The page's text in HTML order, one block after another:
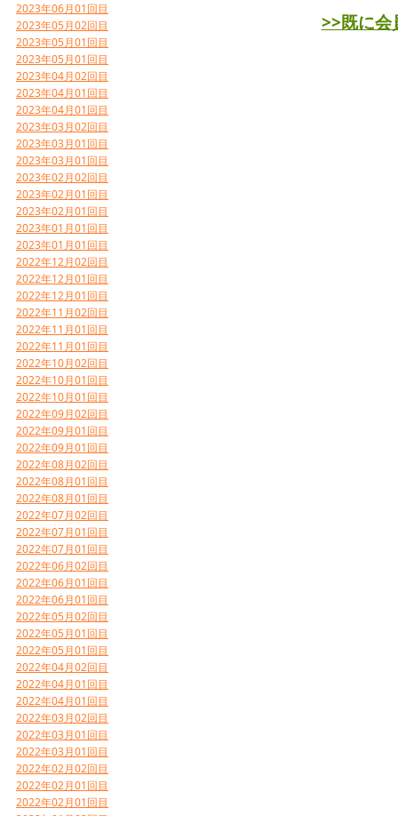
2023年06月01回目
2023年05月02回目
2023年05月01回目
2023年05月01回目
2023年04月02回目
2023年04月01回目
2023年04月01回目
2023年03月02回目
2023年03月01回目
2023年03月01回目
2023年02月02回目
2023年02月01回目
2023年02月01回目
2023年01月01回目
2023年01月01回目
2022年12月02回目
2022年12月01回目
2022年12月01回目
2022年11月02回目
2022年11月01回目
2022年11月01回目
2022年10月02回目
2022年10月01回目
2022年10月01回目
2022年09月02回目
2022年09月01回目
2022年09月01回目
2022年08月02回目
2022年08月01回目
2022年08月01回目
2022年07月02回目
2022年07月01回目
2022年07月01回目
2022年06月02回目
2022年06月01回目
2022年06月01回目
2022年05月02回目
2022年05月01回目
2022年05月01回目
2022年04月02回目
2022年04月01回目
2022年04月01回目
2022年03月02回目
2022年03月01回目
2022年03月01回目
2022年02月02回目
2022年02月01回目
2022年02月01回目
>>既に会